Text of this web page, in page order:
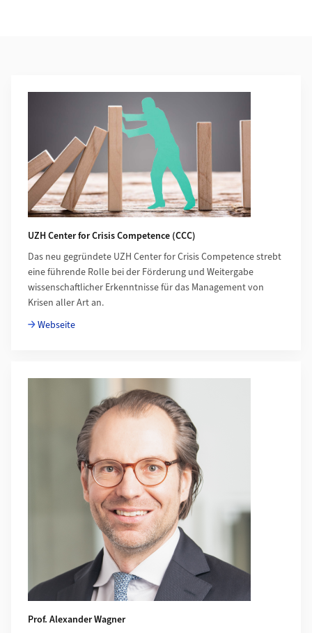
UZH Center for Crisis Competence (CCC)
Das neu gegründete UZH Center for Crisis Competence strebt
eine führende Rolle bei der Förderung und Weitergabe
wissenschaftlicher Erkenntnisse für das Management von
Krisen aller Art an.
Webseite
Prof. Alexander Wagner